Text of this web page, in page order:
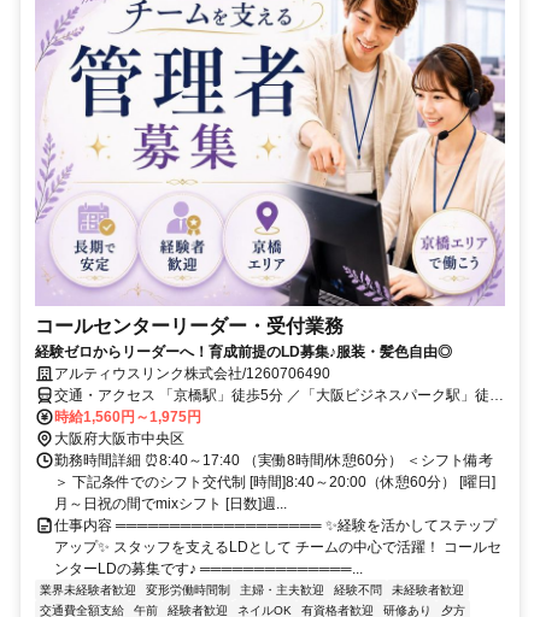
コールセンターリーダー・受付業務
経験ゼロからリーダーへ！育成前提のLD募集♪服装・髪色自由◎
アルティウスリンク株式会社/1260706490
交通・アクセス 「京橋駅」徒歩5分 ／「大阪ビジネスパーク駅」徒歩
3分／「大阪城公園駅」徒歩7分
時給1,560円～1,975円
大阪府大阪市中央区
勤務時間詳細 ⏰8:40～17:40 （実働8時間/休憩60分） ＜シフト備考
＞ 下記条件でのシフト交代制 [時間]8:40～20:00（休憩60分） [曜日]
月～日祝の間でmixシフト [日数]週...
仕事内容 ═══════════════════ ✨経験を活かしてステップ
アップ✨ スタッフを支えるLDとして チームの中心で活躍！ コールセ
ンターLDの募集です♪ ══════════════...
業界未経験者歓迎 変形労働時間制 主婦・主夫歓迎 経験不問
未経験者歓迎
交通費全額支給
午前 経験者歓迎 ネイルOK 有資格者歓迎 研修あり
夕方